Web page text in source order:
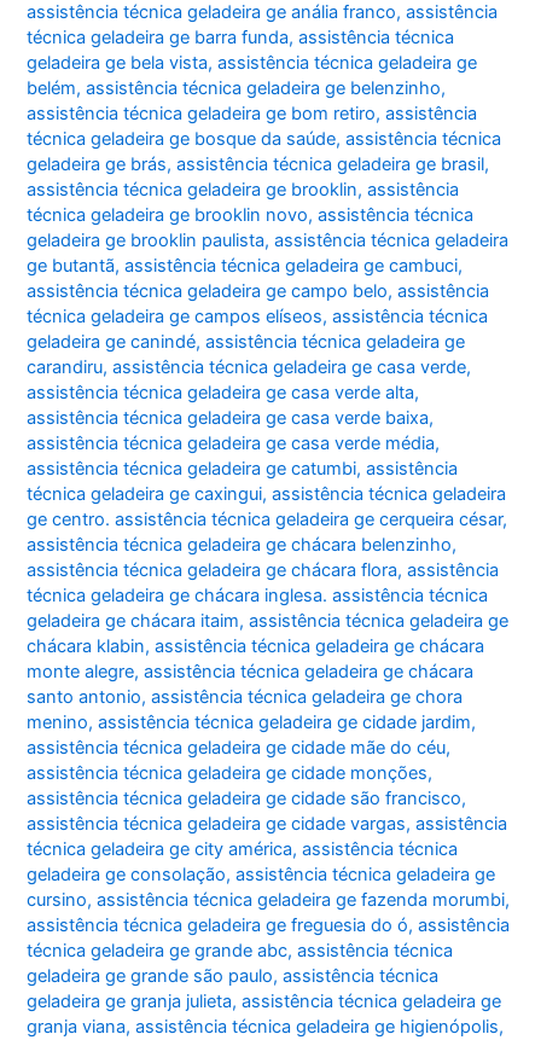
assistência técnica geladeira ge anália franco,assistência
técnica geladeira ge barra funda,assistência técnica
geladeira ge bela vista,assistência técnica geladeira ge
belém,assistência técnica geladeira ge belenzinho,
assistência técnica geladeira ge bom retiro,assistência
técnica geladeira ge bosque da saúde,assistência técnica
geladeira ge brás,assistência técnica geladeira ge brasil,
assistência técnica geladeira ge brooklin,assistência
técnica geladeira ge brooklin novo,assistência técnica
geladeira ge brooklin paulista,assistência técnica geladeira
ge butantã,assistência técnica geladeira ge cambuci,
assistência técnica geladeira ge campo belo,assistência
técnica geladeira ge campos elíseos,assistência técnica
geladeira ge canindé,assistência técnica geladeira ge
carandiru,assistência técnica geladeira ge casa verde,
assistência técnica geladeira ge casa verde alta,
assistência técnica geladeira ge casa verde baixa,
assistência técnica geladeira ge casa verde média,
assistência técnica geladeira ge catumbi,assistência
técnica geladeira ge caxingui,assistência técnica geladeira
ge centro. assistência técnica geladeira ge cerqueira césar,
assistência técnica geladeira ge chácara belenzinho,
assistência técnica geladeira ge chácara flora,assistência
técnica geladeira ge chácara inglesa. assistência técnica
geladeira ge chácara itaim,assistência técnica geladeira ge
chácara klabin,assistência técnica geladeira ge chácara
monte alegre,assistência técnica geladeira ge chácara
santo antonio,assistência técnica geladeira ge chora
menino,assistência técnica geladeira ge cidade jardim,
assistência técnica geladeira ge cidade mãe do céu,
assistência técnica geladeira ge cidade monções,
assistência técnica geladeira ge cidade são francisco,
assistência técnica geladeira ge cidade vargas,assistência
técnica geladeira ge city américa,assistência técnica
geladeira ge consolação,assistência técnica geladeira ge
cursino,assistência técnica geladeira ge fazenda morumbi,
assistência técnica geladeira ge freguesia do ó,assistência
técnica geladeira ge grande abc,assistência técnica
geladeira ge grande são paulo,assistência técnica
geladeira ge granja julieta,assistência técnica geladeira ge
granja viana,assistência técnica geladeira ge higienópolis,